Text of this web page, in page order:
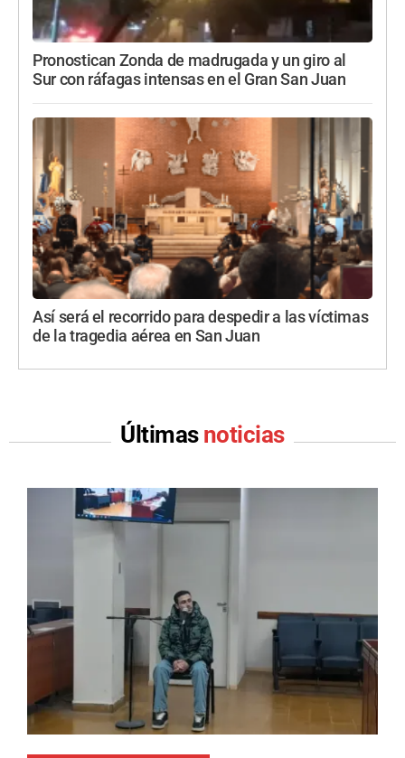
Pronostican Zonda de madrugada y un giro al
Sur con ráfagas intensas en el Gran San Juan
Así será el recorrido para despedir a las víctimas
de la tragedia aérea en San Juan
Últimas noticias